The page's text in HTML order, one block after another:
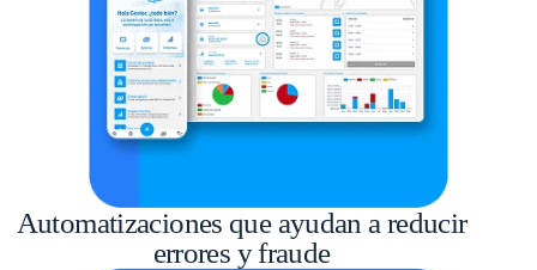
Automatizaciones que ayudan a reducir
errores y fraude